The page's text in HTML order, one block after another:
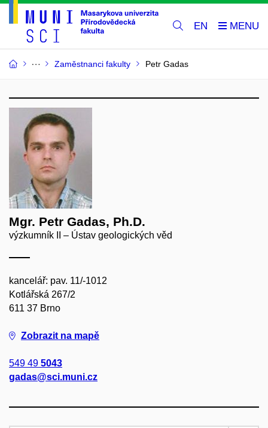
EN
Zaměstnanci fakulty Petr Gadas
Mgr. Petr Gadas, Ph.D.
výzkumník II – Ústav geologických věd
kancelář: pav. 11/-1012
Kotlářská 267/2
611 37 Brno
Zobrazit na mapě
549 49 5043
gadas@sci.muni.cz